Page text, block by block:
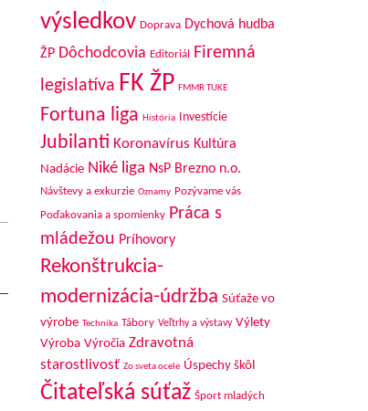
výsledkov Doprava Dychová hudba
ŽP Dôchodcovia Editoriál
Firemná
legislatíva FK ŽP FMMR TUKE
Fortuna liga História Investície
Jubilanti Koronavírus Kultúra
Nadácie Niké liga NsP Brezno n.o.
Návštevy a exkurzie Oznamy Pozývame vás
Poďakovania a spomienky Práca s
mládežou Príhovory
Rekonštrukcia-
modernizácia-údržba Súťaže vo
výrobe Technika Tábory Veľtrhy a výstavy Výlety
Výroba Výročia Zdravotná
starostlivosť Zo sveta ocele Úspechy škôl
Čitateľská súťaž Šport mladých